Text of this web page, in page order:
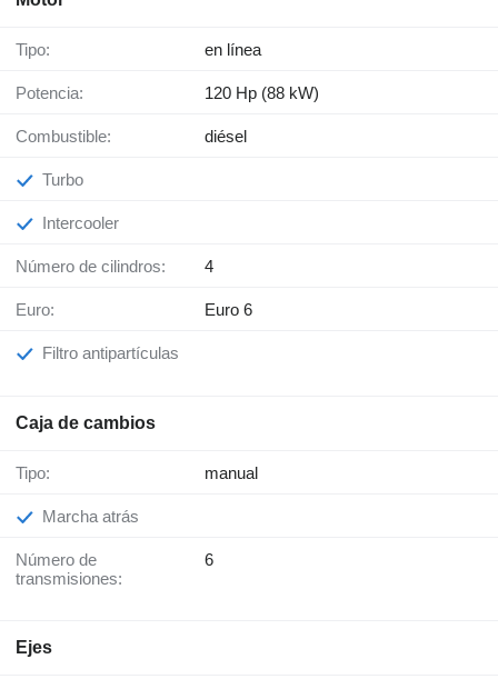
Tipo: en línea
Potencia: 120 Hp (88 kW)
Combustible: diésel
Turbo
Intercooler
Número de cilindros: 4
Euro: Euro 6
Filtro antipartículas
Caja de cambios
Tipo: manual
Marcha atrás
Número de
transmisiones:
6
Ejes